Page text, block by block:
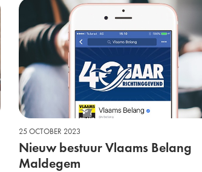
25 OCTOBER 2023
Nieuw bestuur Vlaams Belang
Maldegem